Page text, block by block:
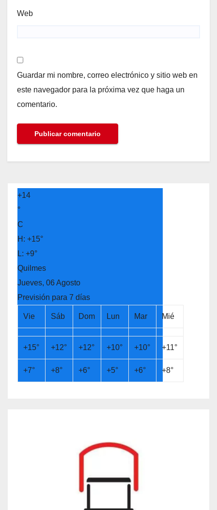
Web
Guardar mi nombre, correo electrónico y sitio web en
este navegador para la próxima vez que haga un
comentario.
+14
°
C
H: +15°
L: +9°
Quilmes
Jueves, 06 Agosto
Previsión para 7 días
Vie Sáb Dom Lun Mar Mié
+15° +12° +12° +10° +10° +11°
+7° +8° +6° +5° +6° +8°